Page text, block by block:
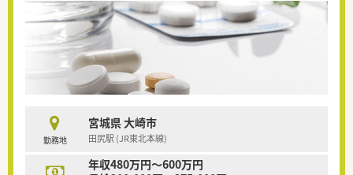
勤務地
宮城県 大崎市
田尻駅 (JR東北本線)
年収480万円～600万円